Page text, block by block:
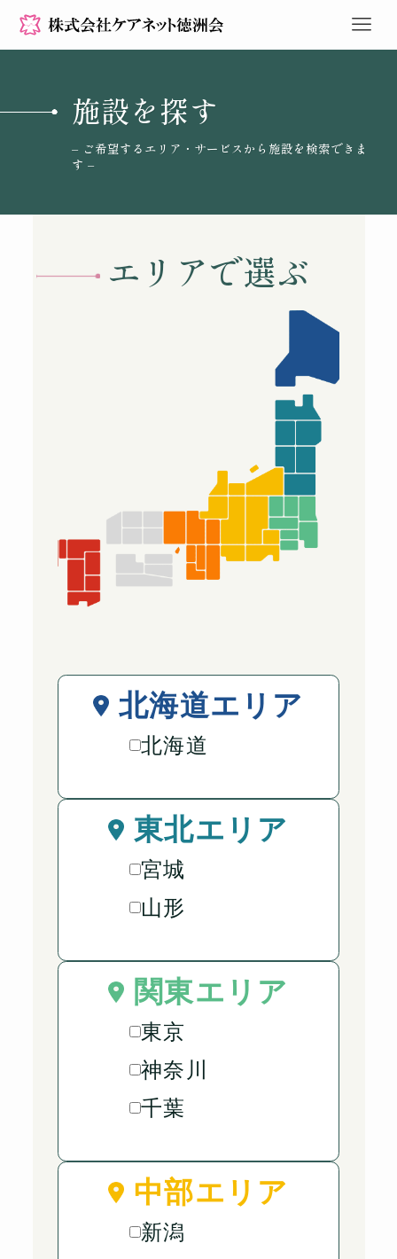
施設を探す
– ご希望するエリア・サービスから施設を検索できま
す –
エリアで選ぶ
中部エリア
新潟
北海道エリア
北海道
東北エリア
宮城
山形
関東エリア
東京
神奈川
千葉